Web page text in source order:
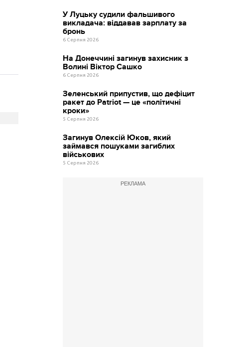
У Луцьку судили фальшивого
викладача: віддавав зарплату за
бронь
6 Серпня 2026
На Донеччині загинув захисник з
Волині Віктор Сашко
6 Серпня 2026
Зеленський припустив, що дефіцит
ракет до Patriot — це «політичні
кроки»
5 Серпня 2026
Загинув Олексій Юков, який
займався пошуками загиблих
військових
5 Серпня 2026
РЕКЛАМА